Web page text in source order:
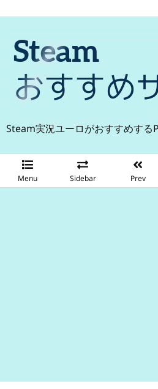
Steam実況ユーロがおすすめする
Menu Sidebar Prev